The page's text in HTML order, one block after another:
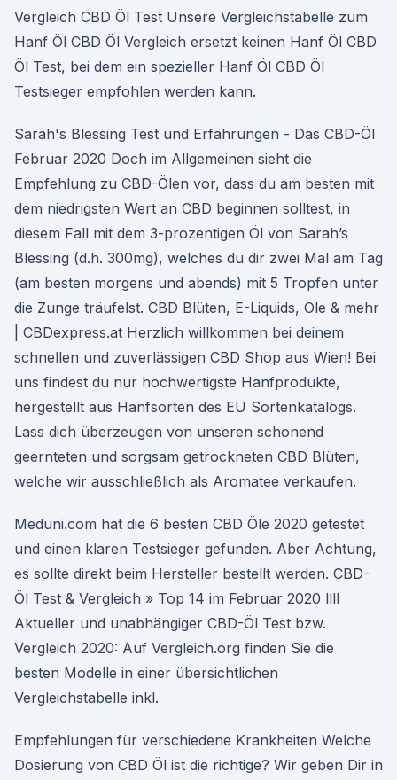
Vergleich CBD Öl Test Unsere Vergleichstabelle zum
Hanf Öl CBD Öl Vergleich ersetzt keinen Hanf Öl CBD
Öl Test, bei dem ein spezieller Hanf Öl CBD Öl
Testsieger empfohlen werden kann.
Sarah's Blessing Test und Erfahrungen - Das CBD-Öl
Februar 2020 Doch im Allgemeinen sieht die
Empfehlung zu CBD-Ölen vor, dass du am besten mit
dem niedrigsten Wert an CBD beginnen solltest, in
diesem Fall mit dem 3-prozentigen Öl von Sarah’s
Blessing (d.h. 300mg), welches du dir zwei Mal am Tag
(am besten morgens und abends) mit 5 Tropfen unter
die Zunge träufelst. CBD Blüten, E-Liquids, Öle & mehr
| CBDexpress.at Herzlich willkommen bei deinem
schnellen und zuverlässigen CBD Shop aus Wien! Bei
uns findest du nur hochwertigste Hanfprodukte,
hergestellt aus Hanfsorten des EU Sortenkatalogs.
Lass dich überzeugen von unseren schonend
geernteten und sorgsam getrockneten CBD Blüten,
welche wir ausschließlich als Aromatee verkaufen.
Meduni.com hat die 6 besten CBD Öle 2020 getestet
und einen klaren Testsieger gefunden. Aber Achtung,
es sollte direkt beim Hersteller bestellt werden. CBD-
Öl Test & Vergleich » Top 14 im Februar 2020 llll
Aktueller und unabhängiger CBD-Öl Test bzw.
Vergleich 2020: Auf Vergleich.org finden Sie die
besten Modelle in einer übersichtlichen
Vergleichstabelle inkl.
Empfehlungen für verschiedene Krankheiten Welche
Dosierung von CBD Öl ist die richtige? Wir geben Dir in